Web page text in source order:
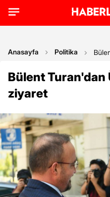
Anasayfa Politika
Bülent Turan'dan
ziyaret